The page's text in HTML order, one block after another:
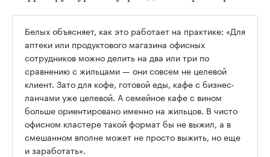
Белых объясняет, как это работает на практике: «Для
аптеки или продуктового магазина офисных
сотрудников можно делить на два или три по
сравнению с жильцами — они совсем не целевой
клиент. Зато для кофе, готовой еды, кафе с бизнес-
ланчами уже целевой. А семейное кафе с вином
больше ориентировано именно на жильцов. В чисто
офисном кластере такой формат бы не выжил, а в
смешанном вполне может не просто выжить, но еще
и заработать».